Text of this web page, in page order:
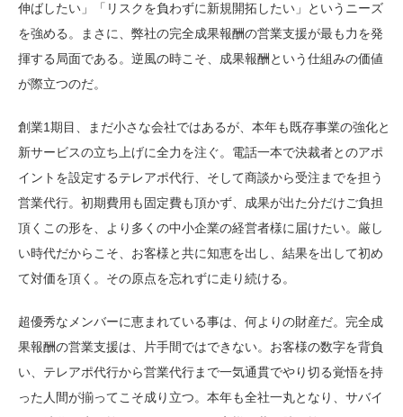
伸ばしたい」「リスクを負わずに新規開拓したい」というニーズ
を強める。まさに、弊社の完全成果報酬の営業支援が最も力を発
揮する局面である。逆風の時こそ、成果報酬という仕組みの価値
が際立つのだ。
創業1期目、まだ小さな会社ではあるが、本年も既存事業の強化と
新サービスの立ち上げに全力を注ぐ。電話一本で決裁者とのアポ
イントを設定するテレアポ代行、そして商談から受注までを担う
営業代行。初期費用も固定費も頂かず、成果が出た分だけご負担
頂くこの形を、より多くの中小企業の経営者様に届けたい。厳し
い時代だからこそ、お客様と共に知恵を出し、結果を出して初め
て対価を頂く。その原点を忘れずに走り続ける。
超優秀なメンバーに恵まれている事は、何よりの財産だ。完全成
果報酬の営業支援は、片手間ではできない。お客様の数字を背負
い、テレアポ代行から営業代行まで一気通貫でやり切る覚悟を持
った人間が揃ってこそ成り立つ。本年も全社一丸となり、サバイ